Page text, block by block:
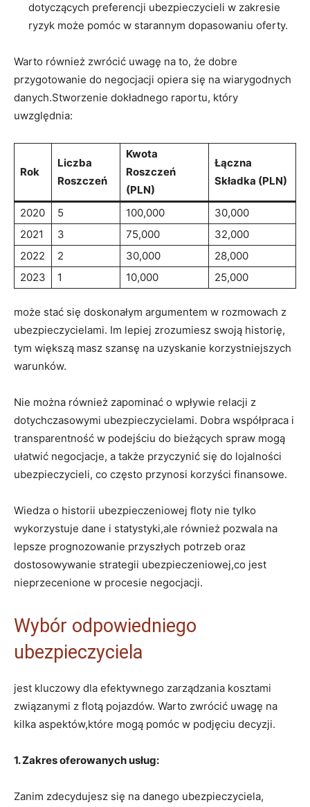
dotyczących preferencji ubezpieczycieli w zakresie
ryzyk może pomóc w starannym dopasowaniu oferty.
Warto również zwrócić uwagę na to, że dobre
przygotowanie do negocjacji opiera się na wiarygodnych
danych.Stworzenie dokładnego raportu, który
uwzględnia:
Rok
Liczba
Roszczeń
Kwota
Roszczeń
(PLN)
Łączna
Składka (PLN)
2020 5 100,000
30,000
2021
3 75,000
32,000
2022
2 30,000
28,000
2023
1 10,000 25,000
może stać się doskonałym argumentem w rozmowach z
ubezpieczycielami. Im lepiej zrozumiesz swoją historię,
tym większą masz szansę na uzyskanie korzystniejszych
warunków.
Nie można również zapominać o wpływie relacji z
dotychczasowymi ubezpieczycielami. Dobra współpraca i
transparentność w podejściu do bieżących spraw mogą
ułatwić negocjacje, a także przyczynić się do lojalności
ubezpieczycieli, co często przynosi korzyści finansowe.
Wiedza o historii ubezpieczeniowej floty nie tylko
wykorzystuje dane i statystyki,ale również pozwala na
lepsze prognozowanie przyszłych potrzeb oraz
dostosowywanie strategii ubezpieczeniowej,co jest
nieprzecenione w procesie negocjacji.
Wybór odpowiedniego
ubezpieczyciela
jest kluczowy dla efektywnego zarządzania kosztami
związanymi z flotą pojazdów. Warto zwrócić uwagę na
kilka aspektów,które mogą pomóc w podjęciu decyzji.
1. Zakres oferowanych usług:
Zanim zdecydujesz się na danego ubezpieczyciela,